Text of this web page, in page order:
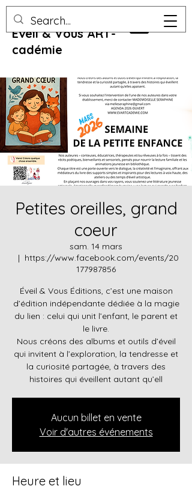
Eveil & Vous ART-
cadémie
Petites oreilles, grand
coeur
sam. 14 mars
  |
https://www.facebook.com/events/20
177987856
Éveil & Vous Éditions, c’est une maison
d’édition indépendante dédiée à la magie
du lien : celui qui unit l’enfant, le parent et
le livre.
Nous créons des albums et outils d’éveil
qui invitent à l’exploration, la tendresse et
la curiosité partagée, à travers des
histoires qui éveillent autant qu’ell
Aucun billet en vente
Voir d'autres événements
Heure et lieu